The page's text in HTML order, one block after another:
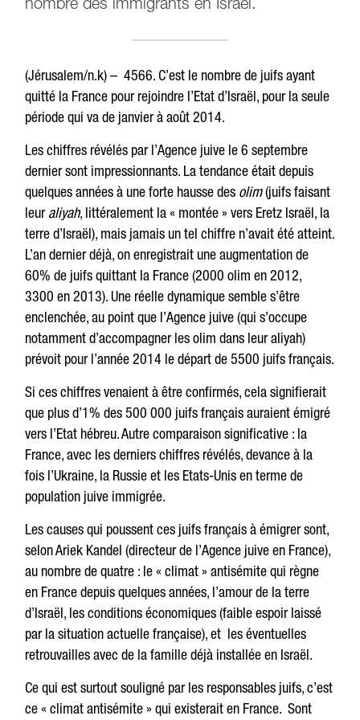
nombre des immigrants en Israël.
(Jérusalem/n.k) – 4566. C’est le nombre de juifs ayant
quitté la France pour rejoindre l’Etat d’Israël, pour la seule
période qui va de janvier à août 2014.
Les chiffres révélés par l’Agence juive le 6 septembre
dernier sont impressionnants. La tendance était depuis
quelques années à une forte hausse des olim(juifs faisant
leuraliyah, littéralement la « montée » vers Eretz Israël, la
terre d’Israël), mais jamais un tel chiffre n’avait été atteint.
L’an dernier déjà, on enregistrait une augmentation de
60% de juifs quittant la France (2000 olim en 2012,
3300 en 2013). Une réelle dynamique semble s’être
enclenchée, au point que l’Agence juive (qui s’occupe
notamment d’accompagner les olim dans leur aliyah)
prévoit pour l’année 2014 le départ de 5500 juifs français.
Si ces chiffres venaient à être confirmés, cela signifierait
que plus d’1% des 500 000 juifs français auraient émigré
vers l’Etat hébreu. Autre comparaison significative : la
France, avec les derniers chiffres révélés, devance à la
fois l’Ukraine, la Russie et les Etats-Unis en terme de
population juive immigrée.
Les causes qui poussent ces juifs français à émigrer sont,
selon Ariek Kandel (directeur de l’Agence juive en France),
au nombre de quatre : le « climat » antisémite qui règne
en France depuis quelques années, l’amour de la terre
d’Israël, les conditions économiques (faible espoir laissé
par la situation actuelle française), et les éventuelles
retrouvailles avec de la famille déjà installée en Israël.
Ce qui est surtout souligné par les responsables juifs, c’est
ce « climat antisémite » qui existerait en France. Sont